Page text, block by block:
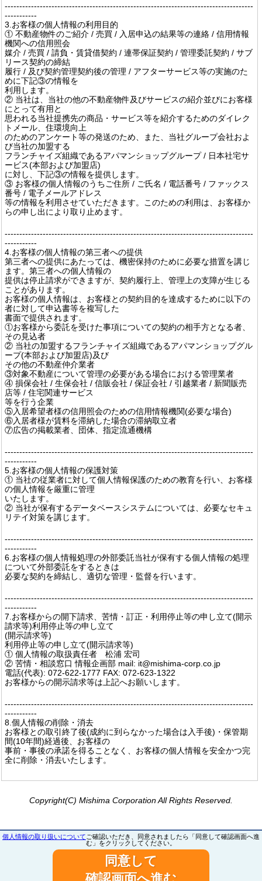
-------------------------------------------------------------------------------------
-----------
3.お客様の個人情報の利用目的
① 不動産物件のご紹介 / 売買 / 入居申込の結果等の連絡 / 信用情報
機関への信用照会
媒介 / 売買 / 請負・賃貸借契約 / 連帯保証契約 / 管理委託契約 / サブ
リース契約の締結
履行 / 及び契約管理契約後の管理 / アフターサービス等の実施のた
めに下記③の情報を
利用します。
② 当社は、当社の他の不動産物件及びサービスの紹介並びにお客様
にとって有用と
思われる当社提携先の商品・サービス等を紹介するためのダイレク
トメール、住環境向上
のためのアンケート等の発送のため、また、当社グループ会社およ
び当社の加盟する
フランチャイズ組織であるアパマンショップグループ / 日本社宅サ
ービス(本部および加盟店)
に対し、下記③の情報を提供します。
③ お客様の個人情報のうちご住所 / ご氏名 / 電話番号 / ファックス
番号 / 電子メールアドレス
等の情報を利用させていただきます。このための利用は、お客様か
らの申し出により取り止めます。
-------------------------------------------------------------------------------------
-----------
4.お客様の個人情報の第三者への提供
第三者への提供にあたっては、機密保持のために必要な措置を講じ
ます。第三者への個人情報の
提供は停止請求ができますが、契約履行上、管理上の支障が生じる
ことがあります。
お客様の個人情報は、お客様との契約目的を達成するために以下の
者に対して申込書等を複写した
書面で提供されます。
①お客様から委託を受けた事項についての契約の相手方となる者、
その見込者
② 当社の加盟するフランチャイズ組織であるアパマンショップグル
ープ(本部および加盟店)及び
その他の不動産仲介業者
③対象不動産について管理の必要がある場合における管理業者
④ 損保会社 / 生保会社 / 信販会社 / 保証会社 / 引越業者 / 新聞販売
店等 / 住宅関連サービス
等を行う企業
⑤入居希望者様の信用照会のための信用情報機関(必要な場合)
⑥入居者様が賃料を滞納した場合の滞納取立者
⑦広告の掲載業者、団体、指定流通機構
-------------------------------------------------------------------------------------
-----------
5.お客様の個人情報の保護対策
① 当社の従業者に対して個人情報保護のための教育を行い、お客様
の個人情報を厳重に管理
いたします。
② 当社が保有するデータベースシステムについては、必要なセキュ
リテイ対策を講じます。
-------------------------------------------------------------------------------------
-----------
6.お客様の個人情報処理の外部委託当社が保有する個人情報の処理
について外部委託をするときは
必要な契約を締結し、適切な管理・監督を行います。
-------------------------------------------------------------------------------------
-----------
7.お客様からの開下請求、苦情・訂正・利用停止等の申し立て(開示
請求等)利用停止等の申し立て
(開示請求等)
利用停止等の申し立て(開示請求等)
① 個人情報の取扱責任者 松浦 宏司
② 苦情・相談窓口 情報企画部 mail: it@mishima-corp.co.jp
電話(代表): 072-622-1777 FAX: 072-623-1322
お客様からの開示請求等は上記へお願いします。
-------------------------------------------------------------------------------------
-----------
8.個人情報の削除・消去
お客様との取引終了後(成約に到らなかった場合は入手後)・保管期
間(10年間)経過後、お客様の
事前・事後の承諾を得ることなく、お客様の個人情報を安全かつ完
全に削除・消去いたします。
Copyright(C) Mishima Corporation All Rights Reserved.
個人情報の取り扱いについて ご確認いただき、同意されましたら「同意して確認画面へ進
む」をクリックしてください。
同意して
確認画面へ進む